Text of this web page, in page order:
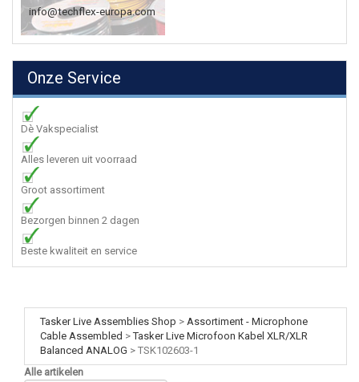
info@techflex-europa.com
Onze Service
Dè Vakspecialist
Alles leveren uit voorraad
Groot assortiment
Bezorgen binnen 2 dagen
Beste kwaliteit en service
Tasker Live Assemblies Shop > Assortiment - Microphone
Cable Assembled >Tasker Live Microfoon Kabel XLR/XLR
Balanced ANALOG > TSK102603-1
Alle artikelen